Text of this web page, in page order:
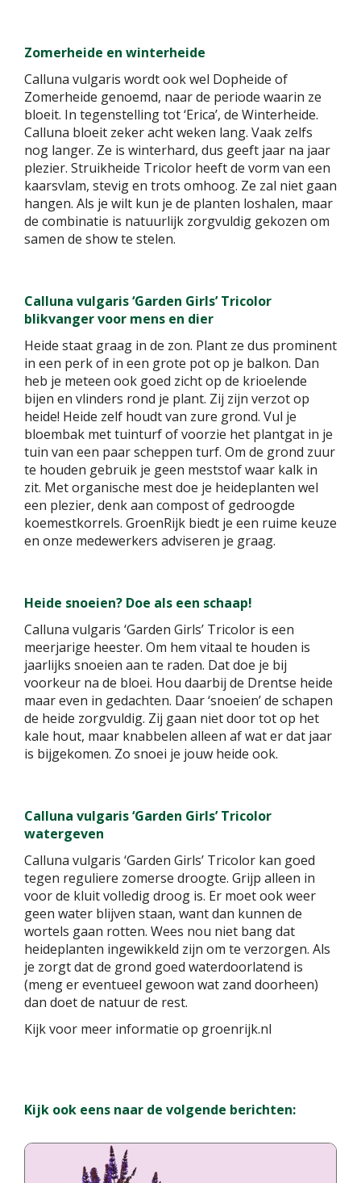
Zomerheide en winterheide
Calluna vulgaris wordt ook wel Dopheide of
Zomerheide genoemd, naar de periode waarin ze
bloeit. In tegenstelling tot ‘Erica’, de Winterheide.
Calluna bloeit zeker acht weken lang. Vaak zelfs
nog langer. Ze is winterhard, dus geeft jaar na jaar
plezier. Struikheide Tricolor heeft de vorm van een
kaarsvlam, stevig en trots omhoog. Ze zal niet gaan
hangen. Als je wilt kun je de planten loshalen, maar
de combinatie is natuurlijk zorgvuldig gekozen om
samen de show te stelen.
Calluna vulgaris ‘Garden Girls’ Tricolor
blikvanger voor mens en dier
Heide staat graag in de zon. Plant ze dus prominent
in een perk of in een grote pot op je balkon. Dan
heb je meteen ook goed zicht op de krioelende
bijen en vlinders rond je plant. Zij zijn verzot op
heide! Heide zelf houdt van zure grond. Vul je
bloembak met tuinturf of voorzie het plantgat in je
tuin van een paar scheppen turf. Om de grond zuur
te houden gebruik je geen meststof waar kalk in
zit. Met organische mest doe je heideplanten wel
een plezier, denk aan compost of gedroogde
koemestkorrels. GroenRijk biedt je een ruime keuze
en onze medewerkers adviseren je graag.
Heide snoeien? Doe als een schaap!
Calluna vulgaris ‘Garden Girls’ Tricolor is een
meerjarige heester. Om hem vitaal te houden is
jaarlijks snoeien aan te raden. Dat doe je bij
voorkeur na de bloei. Hou daarbij de Drentse heide
maar even in gedachten. Daar ‘snoeien’ de schapen
de heide zorgvuldig. Zij gaan niet door tot op het
kale hout, maar knabbelen alleen af wat er dat jaar
is bijgekomen. Zo snoei je jouw heide ook.
Calluna vulgaris ‘Garden Girls’ Tricolor
watergeven
Calluna vulgaris ‘Garden Girls’ Tricolor kan goed
tegen reguliere zomerse droogte. Grijp alleen in
voor de kluit volledig droog is. Er moet ook weer
geen water blijven staan, want dan kunnen de
wortels gaan rotten. Wees nou niet bang dat
heideplanten ingewikkeld zijn om te verzorgen. Als
je zorgt dat de grond goed waterdoorlatend is
(meng er eventueel gewoon wat zand doorheen)
dan doet de natuur de rest.
Kijk voor meer informatie op groenrijk.nl
Kijk ook eens naar de volgende berichten: